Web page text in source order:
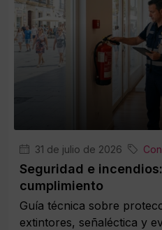
31 de julio de 2026
Seguridad e
cumplimiento
Guía técnica sobre
extintores, señaléctica y